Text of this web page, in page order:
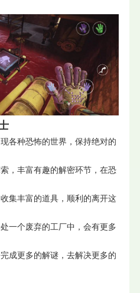
各种恐怖的世界，保持绝对的
，丰富有趣的解密环节，在恐
集丰富的道具，顺利的离开这
一个废弃的工厂中，会有更多
成更多的解谜，去解决更多的